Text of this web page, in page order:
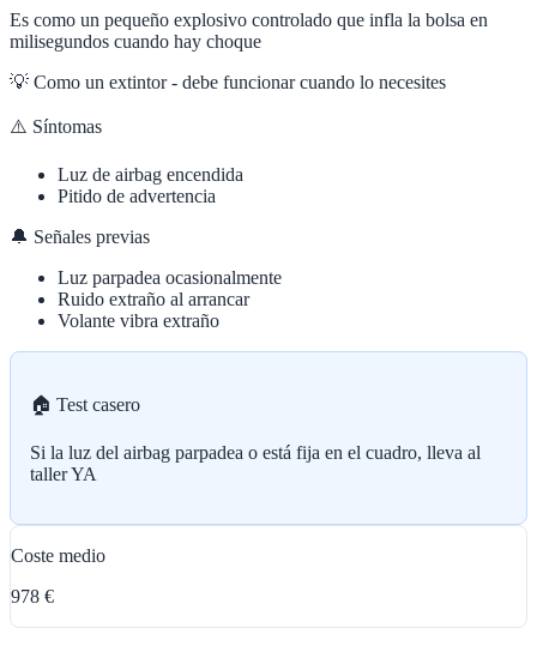
Es como un pequeño explosivo controlado que infla la bolsa en
milisegundos cuando hay choque
💡 Como un extintor - debe funcionar cuando lo necesites
⚠️ Síntomas
Luz de airbag encendida
Pitido de advertencia
🔔 Señales previas
Luz parpadea ocasionalmente
Ruido extraño al arrancar
Volante vibra extraño
🏠 Test casero
Si la luz del airbag parpadea o está fija en el cuadro, lleva al
taller YA
Coste medio
978 €